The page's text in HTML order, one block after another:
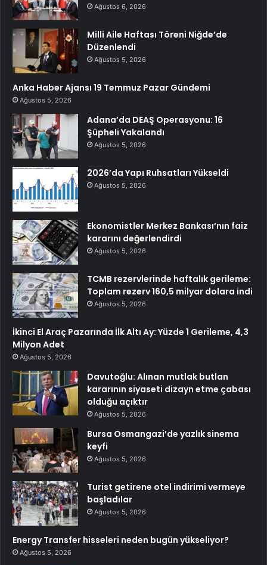
Ağustos 6, 2026
Milli Aile Haftası Töreni Niğde’de
Düzenlendi
Ağustos 5, 2026
Anka Haber Ajansı 19 Temmuz Pazar Gündemi
Ağustos 5, 2026
Adana’da DEAŞ Operasyonu: 16
Şüpheli Yakalandı
Ağustos 5, 2026
2026’da Yapı Ruhsatları Yükseldi
Ağustos 5, 2026
Ekonomistler Merkez Bankası’nın faiz
kararını değerlendirdi
Ağustos 5, 2026
TCMB rezervlerinde haftalık gerileme:
Toplam rezerv 160,5 milyar dolara indi
Ağustos 5, 2026
İkinci El Araç Pazarında İlk Altı Ay: Yüzde 1 Gerileme, 4,3
Milyon Adet
Ağustos 5, 2026
Davutoğlu: Alınan mutlak butlan
kararının siyaseti dizayn etme çabası
olduğu açıktır
Ağustos 5, 2026
Bursa Osmangazi’de yazlık sinema
keyfi
Ağustos 5, 2026
Turist getirene otel indirimi vermeye
başladılar
Ağustos 5, 2026
Energy Transfer hisseleri neden bugün yükseliyor?
Ağustos 5, 2026